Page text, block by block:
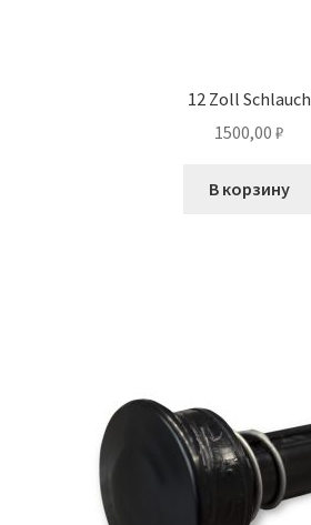
12 Zoll Schlauch
1500,00 ₽
В корзину